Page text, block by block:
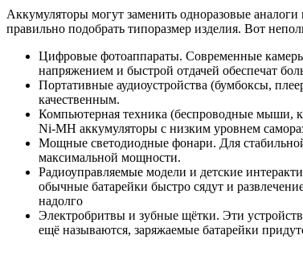
Аккумуляторы могут заменить одноразовые
правильно подобрать типоразмер изделия. Вот
Цифровые фотоаппараты. Современные
напряжением и быстрой отдачей обеспечат
Портативные аудиоустройства (бумбоксы,
качественным.
Компьютерная техника (беспроводные мыши,
Ni-MH аккумуляторы с низким уровнем
Мощные светодиодные фонари. Для
максимальной мощности.
Радиоуправляемые модели и детские
обычные батарейки быстро сядут и
надолго
Электробритвы и зубные щётки. Эти
ещё называются, заряжаемые батарейки